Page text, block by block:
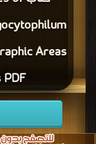
Areas